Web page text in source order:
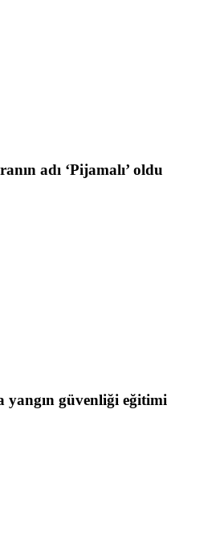
adı ‘Pijamalı’ oldu
yangın güvenliği eğitimi